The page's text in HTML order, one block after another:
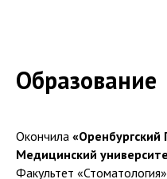
Образование
Окончила «Оренбургский
Медицинский
Факультет «Стоматология»